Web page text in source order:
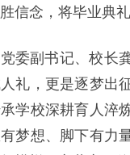
信念，将毕业典
委副书记、校长
礼，更是逐梦出
学校深耕育人淬
梦想、脚下有力